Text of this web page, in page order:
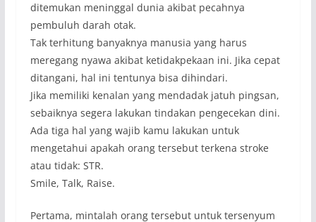
ditemukan meninggal dunia akibat pecahnya
pembuluh darah otak.
Tak terhitung banyaknya manusia yang harus
meregang nyawa akibat ketidakpekaan ini. Jika cepat
ditangani, hal ini tentunya bisa dihindari.
Jika memiliki kenalan yang mendadak jatuh pingsan,
sebaiknya segera lakukan tindakan pengecekan dini.
Ada tiga hal yang wajib kamu lakukan untuk
mengetahui apakah orang tersebut terkena stroke
atau tidak: STR.
Smile, Talk, Raise.
Pertama, mintalah orang tersebut untuk tersenyum